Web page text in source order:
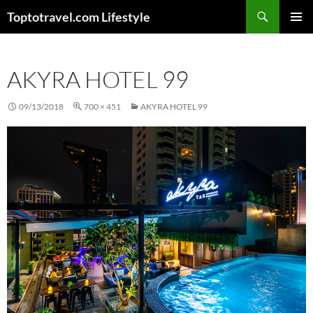
Toptotravel.com Lifestyle
AKYRA HOTEL 99
09/13/2018 700 × 451 AKYRA HOTEL 99